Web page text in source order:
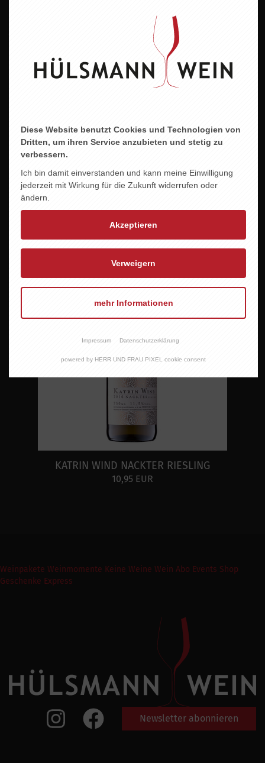
Allergene
ZU DIESEM PRODUKT PASST ...
KATRIN WIND NACKTER RIESLING
10,95 EUR
Weinpakete Weinmomente Keine Weine Wein Abo Events Shop
Geschenke Express
Newsletter abonnieren
Diese Website benutzt Cookies und Technologien von
Dritten, um ihren Service anzubieten und stetig zu
verbessern.
Ich bin damit einverstanden und kann meine Einwilligung
jederzeit mit Wirkung für die Zukunft widerrufen oder
ändern.
Akzeptieren
Verweigern
mehr Informationen
Impressum Datenschutzerklärung
powered by HERR UND FRAU PIXEL cookie consent